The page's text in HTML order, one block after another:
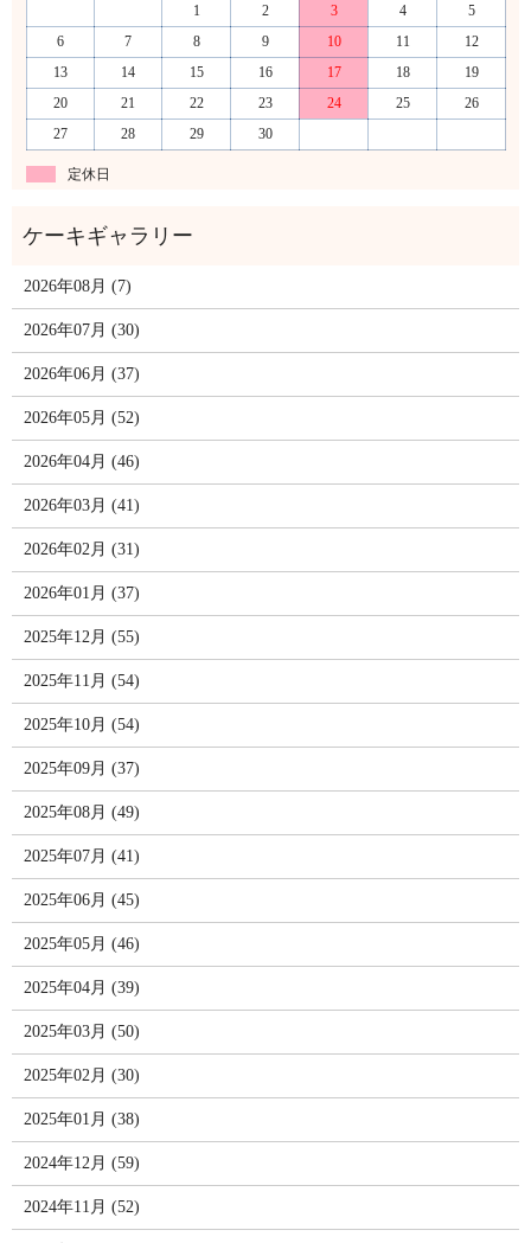
1
2 3 4
5
6
7 8 9 10 11
12
13
14 15 16 17 18
19
20
21 22 23 24 25
26
27
28 29 30
定休日
2026年08月 (7)
2026年07月 (30)
2026年06月 (37)
2026年05月 (52)
2026年04月 (46)
2026年03月 (41)
2026年02月 (31)
2026年01月 (37)
2025年12月 (55)
2025年11月 (54)
2025年10月 (54)
2025年09月 (37)
2025年08月 (49)
2025年07月 (41)
2025年06月 (45)
2025年05月 (46)
2025年04月 (39)
2025年03月 (50)
2025年02月 (30)
2025年01月 (38)
2024年12月 (59)
2024年11月 (52)